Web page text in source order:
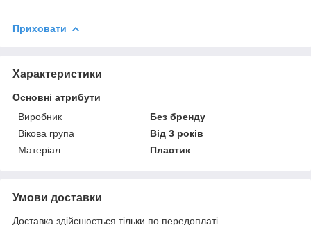
Приховати
Характеристики
Основні атрибути
Виробник
Без бренду
Вікова група
Від 3 років
Матеріал
Пластик
Умови доставки
Доставка здійснюється тільки по передоплаті.